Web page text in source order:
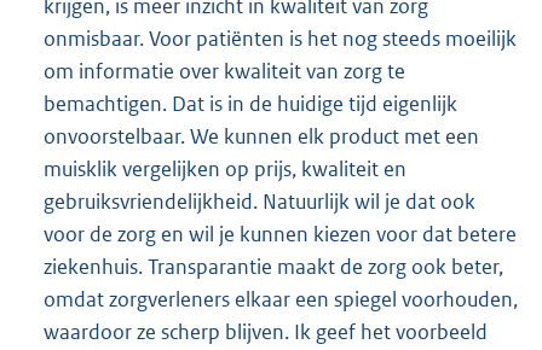
krijgen, is meer inzicht in kwaliteit van zorg
onmisbaar. Voor patiënten is het nog steeds moeilijk
om informatie over kwaliteit van zorg te
bemachtigen. Dat is in de huidige tijd eigenlijk
onvoorstelbaar. We kunnen elk product met een
muisklik vergelijken op prijs, kwaliteit en
gebruiksvriendelijkheid. Natuurlijk wil je dat ook
voor de zorg en wil je kunnen kiezen voor dat betere
ziekenhuis. Transparantie maakt de zorg ook beter,
omdat zorgverleners elkaar een spiegel voorhouden,
waardoor ze scherp blijven. Ik geef het voorbeeld